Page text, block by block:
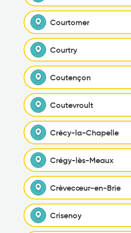
Courtomer
Courtry
Coutençon
Coutevroult
Crécy-la-Chapelle
Crégy-lès-Meaux
Crèvecœur-en-Brie
Crisenoy